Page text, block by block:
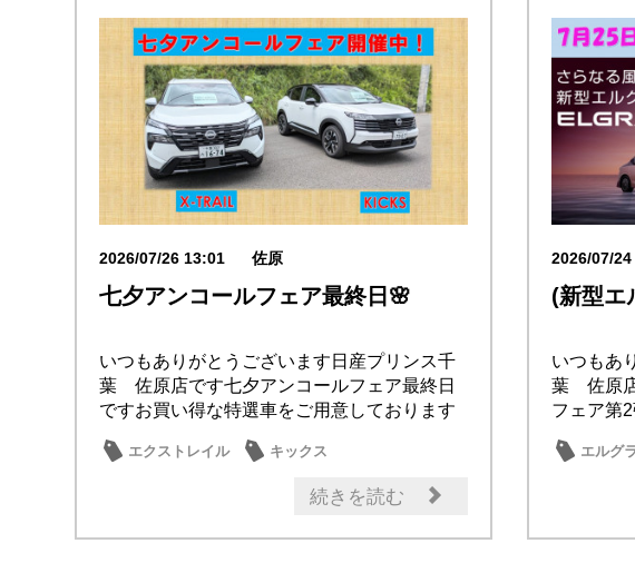
2026/07/26 13:01 佐原
七夕アンコールフェア最終日🌸
いつもありがとうございます日産プリンス千
葉 佐原店です七夕アンコールフェア最終日
ですお買い得な特選車をご用意しております
エクストレイル
キックス
試乗車・展示車
続きを読む
2026/07/
(新型エ
いつもあ
葉 佐原
フェア第
エルグ